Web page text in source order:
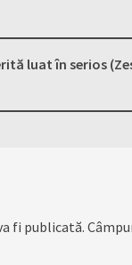
luat în serios
fi publicată.